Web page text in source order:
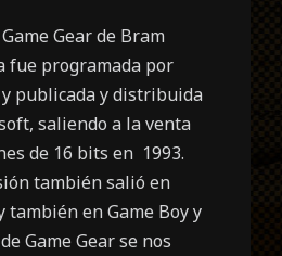
Gear de Bram
fue programada por
publicada y distribuida
saliendo a la venta
de 16 bits en 1993.
también salió en
también en Game Boy y
Game Gear se nos